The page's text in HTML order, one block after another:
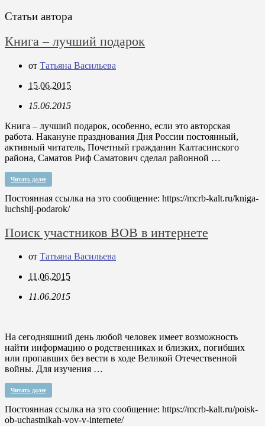
Статьи автора
Книга – лучший подарок
от Татьяна Васильева
15.06.2015
15.06.2015
Книга – лучший подарок, особенно, если это авторская
работа. Накануне празднования Дня России постоянный,
активный читатель, Почетный гражданин Калтасинского
района, Саматов Риф Саматович сделал районной …
Читать далее
Постоянная ссылка на это сообщение: https://mcrb-kalt.ru/kniga-
luchshij-podarok/
Поиск участников ВОВ в интернете
от Татьяна Васильева
11.06.2015
11.06.2015
На сегодняшний день любой человек имеет возможность
найти информацию о родственниках и близких, погибших
или пропавших без вести в ходе Великой Отечественной
войны. Для изучения …
Читать далее
Постоянная ссылка на это сообщение: https://mcrb-kalt.ru/poisk-
ob-uchastnikah-vov-v-internete/